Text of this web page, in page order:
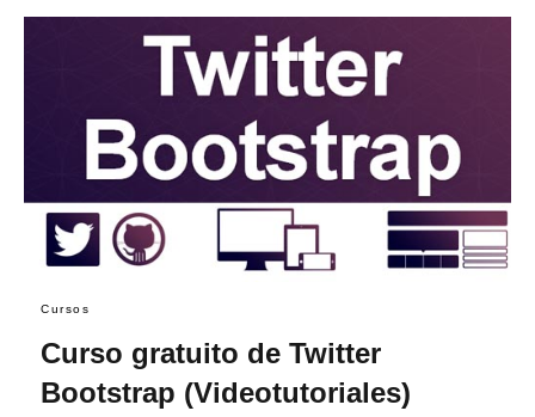
Cursos
Curso gratuito de Twitter
Bootstrap (Videotutoriales)